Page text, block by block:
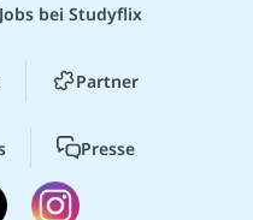
bei Studyflix
Partner
Presse